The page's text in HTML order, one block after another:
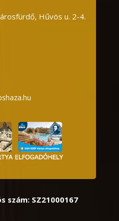
Hűvös u. 2-4.
szám: SZ21000167